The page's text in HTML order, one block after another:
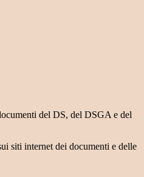
del DS, del DSGA e del
siti internet dei documenti e delle